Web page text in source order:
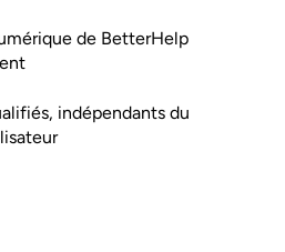
de BetterHelp
indépendants du